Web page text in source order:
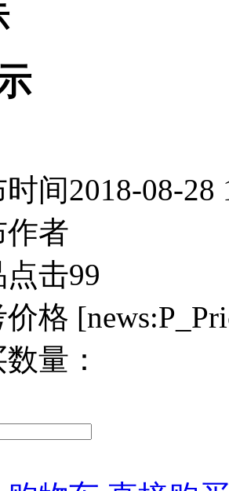
间2018-08-28
作者
点击99
价格
量：